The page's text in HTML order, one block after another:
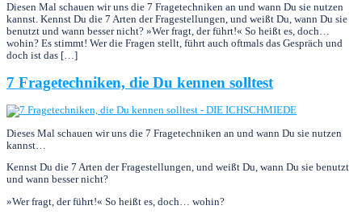
Diesen Mal schauen wir uns die 7 Fragetechniken an und wann Du sie nutzen
kannst. Kennst Du die 7 Arten der Fragestellungen, und weißt Du, wann Du sie
benutzt und wann besser nicht? »Wer fragt, der führt!« So heißt es, doch…
wohin? Es stimmt! Wer die Fragen stellt, führt auch oftmals das Gespräch und
doch ist das […]
7 Fragetechniken, die Du kennen solltest
Dieses Mal schauen wir uns die 7 Fragetechniken an und wann Du sie nutzen
kannst…
Kennst Du die 7 Arten der Fragestellungen, und weißt Du, wann Du sie benutzt
und wann besser nicht?
»Wer fragt, der führt!« So heißt es, doch… wohin?